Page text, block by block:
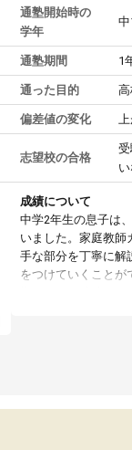
通塾開始時の
学年
中
通塾期間 1
通った目的
偏差値の変化
志望校の合格
成績について
中学2年生の息子は
いました。家庭教師
手な部分を丁寧に解
をつけていくことが
期テストの成績が